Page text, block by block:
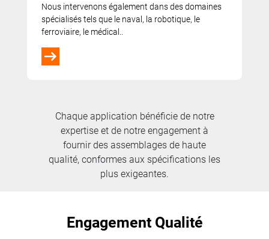
Nous intervenons également dans des domaines
spécialisés tels que le naval, la robotique, le
ferroviaire, le médical..
Chaque application bénéficie de notre
expertise et de notre engagement à
fournir des assemblages de haute
qualité, conformes aux spécifications les
plus exigeantes.
Engagement Qualité